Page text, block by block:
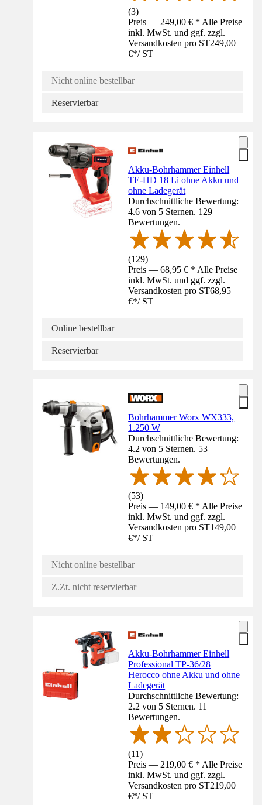
(3)
Preis — 249,00 € * Alle Preise
inkl. MwSt. und ggf. zzgl.
Versandkosten pro ST249,00
€*/ ST
Nicht online bestellbar
Reservierbar
Akku-Bohrhammer Einhell
TE-HD 18 Li ohne Akku und
ohne Ladegerät
Durchschnittliche Bewertung:
4.6 von 5 Sternen. 129
Bewertungen.
(129)
Preis — 68,95 € * Alle Preise
inkl. MwSt. und ggf. zzgl.
Versandkosten pro ST68,95
€*/ ST
Online bestellbar
Reservierbar
Bohrhammer Worx WX333,
1.250 W
Durchschnittliche Bewertung:
4.2 von 5 Sternen. 53
Bewertungen.
(53)
Preis — 149,00 € * Alle Preise
inkl. MwSt. und ggf. zzgl.
Versandkosten pro ST149,00
€*/ ST
Nicht online bestellbar
Z.Zt. nicht reservierbar
Akku-Bohrhammer Einhell
Professional TP-36/28
Herocco ohne Akku und ohne
Ladegerät
Durchschnittliche Bewertung:
2.2 von 5 Sternen. 11
Bewertungen.
(11)
Preis — 219,00 € * Alle Preise
inkl. MwSt. und ggf. zzgl.
Versandkosten pro ST219,00
€*/ ST